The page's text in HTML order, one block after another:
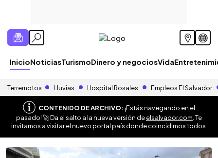
InicioNoticiasTurismoDinero y negociosVida
Terremotos Lluvias Hospital Rosales Empleos El Salvador
CONTENIDO DE ARCHIVO:¡Estás navegando en el
pasado! 🚀 Da el salto a la nueva versión deelsalvador.com . Te
invitamos a visitar el nuevo portal país donde coincidimos todos.